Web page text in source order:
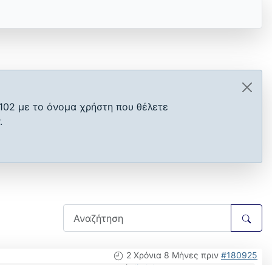
με το όνομα χρήστη που θέλετε
2 Χρόνια 8 Μήνες πριν #180925